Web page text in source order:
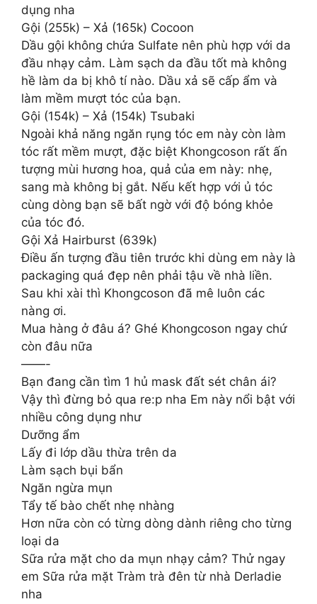
dụng nha
Gội (255k) – Xả (165k) Cocoon
Dầu gội không chứa Sulfate nên phù hợp với da
đầu nhạy cảm. Làm sạch da đầu tốt mà không
hề làm da bị khô tí nào. Dầu xả sẽ cấp ẩm và
làm mềm mượt tóc của bạn.
Gội (154k) – Xả (154k) Tsubaki
Ngoài khả năng ngăn rụng tóc em này còn làm
tóc rất mềm mượt, đặc biệt Khongcoson rất ấn
tượng mùi hương hoa, quả của em này: nhẹ,
sang mà không bị gắt. Nếu kết hợp với ủ tóc
cùng dòng bạn sẽ bất ngờ với độ bóng khỏe
của tóc đó.
Gội Xả Hairburst (639k)
Điều ấn tượng đầu tiên trước khi dùng em này là
packaging quá đẹp nên phải tậu về nhà liền.
Sau khi xài thì Khongcoson đã mê luôn các
nàng ơi.
Mua hàng ở đâu á? Ghé Khongcoson ngay chứ
còn đâu nữa
——-
Bạn đang cần tìm 1 hủ mask đất sét chân ái?
Vậy thì đừng bỏ qua re:p nha Em này nổi bật với
nhiều công dụng như
Dưỡng ẩm
Lấy đi lớp dầu thừa trên da
Làm sạch bụi bẩn
Ngăn ngừa mụn
Tẩy tế bào chết nhẹ nhàng
Hơn nữa còn có từng dòng dành riêng cho từng
loại da
Sữa rửa mặt cho da mụn nhạy cảm? Thử ngay
em Sữa rửa mặt Tràm trà đên từ nhà Derladie
nha